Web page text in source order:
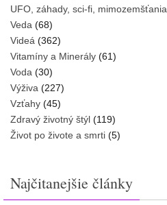
UFO, záhady, sci-fi, mimozemšťania
Veda (68)
Videá (362)
Vitamíny a Minerály (61)
Voda (30)
Výživa (227)
Vzťahy (45)
Zdravý životný štýl (119)
Život po živote a smrti (5)
Najčitanejšie články